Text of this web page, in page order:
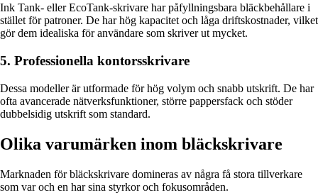
Ink Tank- eller EcoTank-skrivare har påfyllningsbara bläckbehållare i
stället för patroner. De har hög kapacitet och låga driftskostnader, vilket
gör dem idealiska för användare som skriver ut mycket.
5. Professionella kontorsskrivare
Dessa modeller är utformade för hög volym och snabb utskrift. De har
ofta avancerade nätverksfunktioner, större pappersfack och stöder
dubbelsidig utskrift som standard.
Olika varumärken inom bläckskrivare
Marknaden för bläckskrivare domineras av några få stora tillverkare
som var och en har sina styrkor och fokusområden.